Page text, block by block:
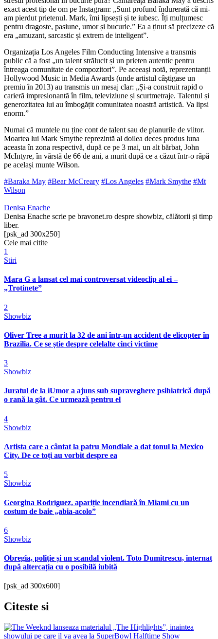
exact acest tip de om pe Instagram: „Sunt profund îndurerată că mi-
am pierdut prietenul. Mark, îmi lipsești și te iubesc. Îți mulțumesc
pentru dragoste, pasiune, umor și bucurie.” Ea a ținut să precizeze că
era „amuzant, sarcastic și extrem de inteligent”.
Organizația Los Angeles Film Conducting Intensive a transmis
public că a fost „un talent strălucit și un prieten autentic pentru
întreaga comunitate de compozitori”. Pe aceeași notă, reprezentanții
Hollywood Music in Media Awards (unde artistul câștigase un
premiu în 2013) au transmis un mesaj clar: „Și-a construit rapid o
carieră impresionantă în film, televiziune și scurtmetraje. Talentul și
generozitatea lui au îmbogățit comunitatea noastră artistică. Va lipsi
enorm.”
Numai că muntele nu ține cont de talent sau de planurile de viitor.
Moartea lui Mark Smythe reprezintă al doilea deces produs luna
aceasta în zona respectivă, după ce pe 3 mai, un alt bărbat, John
McIntyre, în vârstă de 66 de ani, a murit după ce a căzut într-o râpă
pe același munte Wilson.
#Baraka May #Bear McCreary #Los Angeles #Mark Smythe #Mt
Wilson
Denisa Enache
Denisa Enache scrie pe bravonet.ro despre showbiz, călătorii și timp
liber.
[psk_ad 300x250]
Cele mai citite
1
Stiri
Mara G a lansat cel mai controversat videoclip al ei –
„Trotinete”
2
Showbiz
Oliver Tree a murit la 32 de ani într-un accident de elicopter în
Brazilia. Ce se știe despre celelalte cinci victime
3
Showbiz
Juratul de la iUmor a ajuns sub supraveghere psihiatrică după
o rană la gât. Ce urmează pentru el
4
Showbiz
Artista care a cântat la patru Mondiale a dat tonul la Mexico
City. De ce toți au vorbit despre ea
5
Showbiz
Georgina Rodríguez, apariție incendiară în Miami cu un
costum de baie „abia-acolo”
6
Showbiz
Obregia, poliție și un scandal violent. Toto Dumitrescu, internat
după altercația cu o posibilă iubită
[psk_ad 300x600]
Citeste si